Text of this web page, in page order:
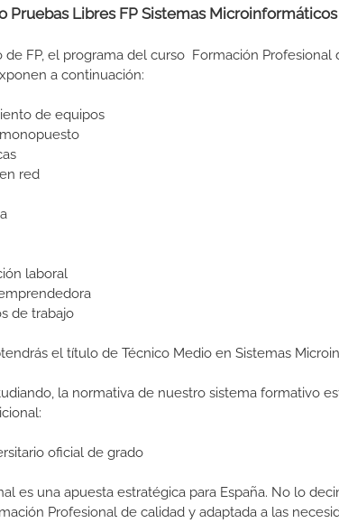
Pruebas Libres FP Sistemas
de FP, el programa del curso Formación
a continuación:
de equipos
red
laboral
de trabajo
el título de Técnico Medio en Sistemas
la normativa de nuestro sistema formativo
oficial de grado
es una apuesta estratégica para España. No lo
Profesional de calidad y adaptada a las